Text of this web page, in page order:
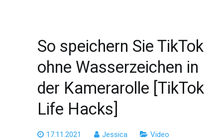
So speichern Sie TikTok
ohne Wasserzeichen in
der Kamerarolle [TikTok
Life Hacks]
17.11.2021 Jessica Video